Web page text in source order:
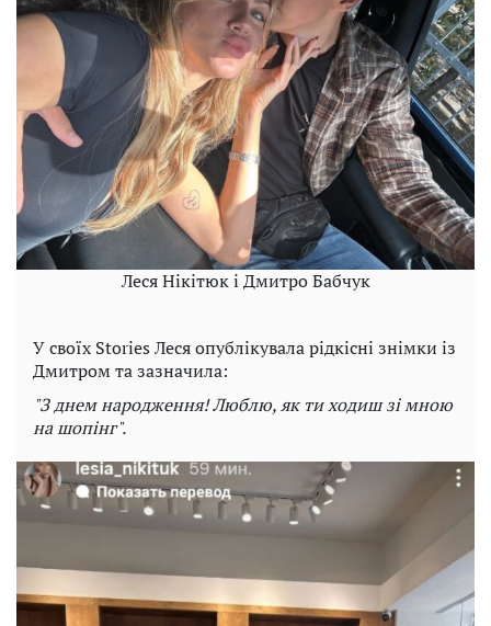
Леся Нікітюк і Дмитро Бабчук
У своїх Stories Леся опублікувала рідкісні знімки із
Дмитром та зазначила:
"З днем ​​народження! Люблю, як ти ходиш зі мною
на шопінг".